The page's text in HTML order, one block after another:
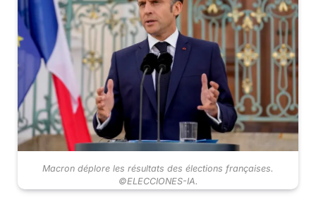
Macron déplore les résultats des élections françaises.
©ELECCIONES-IA.